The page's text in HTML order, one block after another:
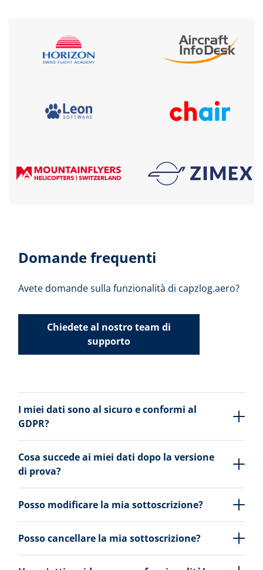
Domande frequenti
Avete domande sulla funzionalità di capzlog.aero?
Chiedete al nostro team di
supporto
I miei dati sono al sicuro e conformi al
GDPR?
Cosa succede ai miei dati dopo la versione
di prova?
Posso modificare la mia sottoscrizione?
Posso cancellare la mia sottoscrizione?